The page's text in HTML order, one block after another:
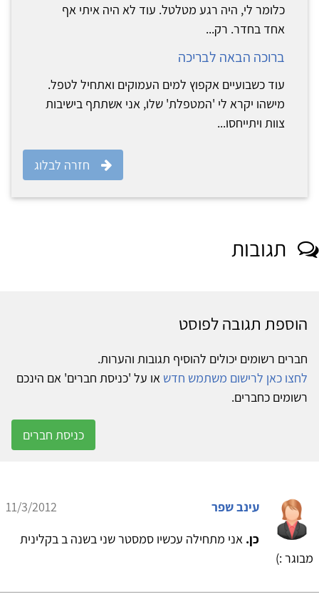
כלומר לי, היה רגע מטלטל. עוד לא היה איתי אף
אחד בחדר. רק...
ברוכה הבאה לבריכה
עוד כשבועיים אקפוץ למים העמוקים ואתחיל לטפל.
מישהו יקרא לי 'המטפלת' שלו, אני אשתתף בישיבות
צוות ויתייחסו...
חזרה לבלוג
תגובות
הוספת תגובה לפוסט
חברים רשומים יכולים להוסיף תגובות והערות.
לחצו כאן לרישום משתמש חדש או על 'כניסת חברים' אם הינכם
רשומים כחברים.
כניסת חברים
עינב שפר
11/3/2012
כן. אני מתחילה עכשיו סמסטר שני בשנה ב בקלינית
מבוגר :)